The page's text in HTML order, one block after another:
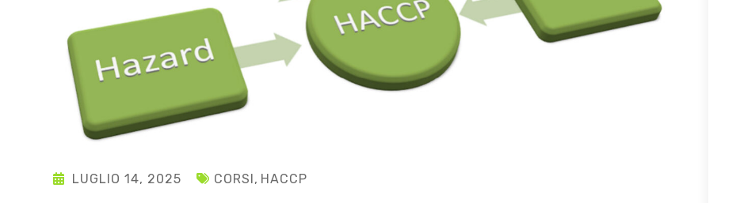
LUGLIO 14, 2025 CORSI, HACCP